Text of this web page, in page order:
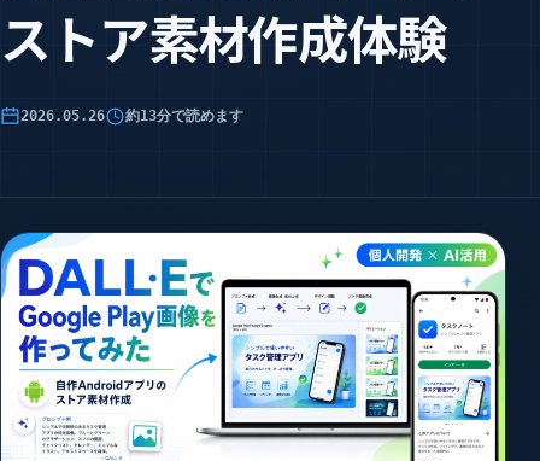
ストア素材作成体験
2026.05.26 約13分で読めます